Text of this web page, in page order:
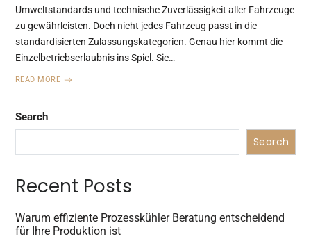
Umweltstandards und technische Zuverlässigkeit aller Fahrzeuge
zu gewährleisten. Doch nicht jedes Fahrzeug passt in die
standardisierten Zulassungskategorien. Genau hier kommt die
Einzelbetriebserlaubnis ins Spiel. Sie…
READ MORE
Search
Search
Recent Posts
Warum effiziente Prozesskühler Beratung entscheidend
für Ihre Produktion ist